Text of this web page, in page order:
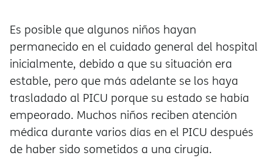
Es posible que algunos niños hayan
permanecido en el cuidado general del hospital
inicialmente, debido a que su situación era
estable, pero que más adelante se los haya
trasladado al PICU porque su estado se había
empeorado. Muchos niños reciben atención
médica durante varios días en el PICU después
de haber sido sometidos a una cirugía.